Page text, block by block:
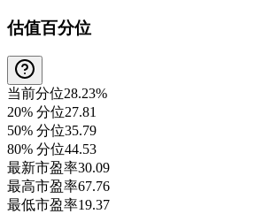
估值百分位
当前分位28.23%
20% 分位27.81
50% 分位35.79
80% 分位44.53
最新市盈率30.09
最高市盈率67.76
最低市盈率19.37